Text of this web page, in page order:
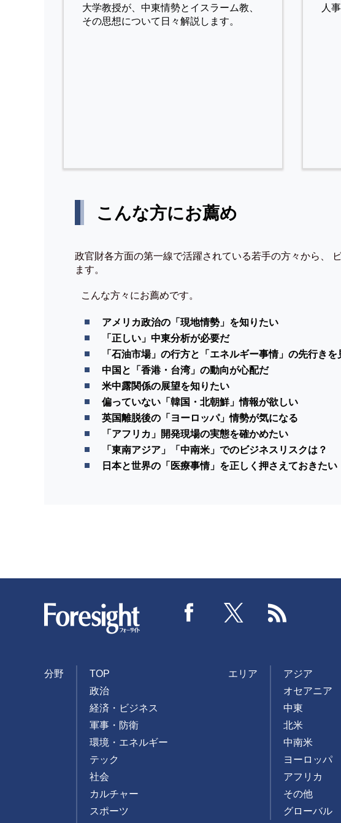
⼤学教授が、中東情勢とイスラーム教、
その思想について⽇々解説します。
人
こんな方にお薦め
政官財各方面の第一線で活躍されている若手の方々から、
ます。
こんな方々にお薦めです。
アメリカ政治の「現地情勢」を知りたい
「正しい」中東分析が必要だ
「石油市場」の行方と「エネルギー事情」の先行きを
中国と「香港・台湾」の動向が心配だ
米中露関係の展望を知りたい
偏っていない「韓国・北朝鮮」情報が欲しい
英国離脱後の「ヨーロッパ」情勢が気になる
「アフリカ」開発現場の実態を確かめたい
「東南アジア」「中南米」でのビジネスリスクは？
日本と世界の「医療事情」を正しく押さえておきたい
Facebook Twitter
分野
TOP
政治
経済・ビジネス
軍事・防衛
環境・エネルギー
テック
社会
カルチャー
スポーツ
エリア
アジア
オセアニア
中東
北米
中南米
ヨーロッパ
アフリカ
その他
グローバル